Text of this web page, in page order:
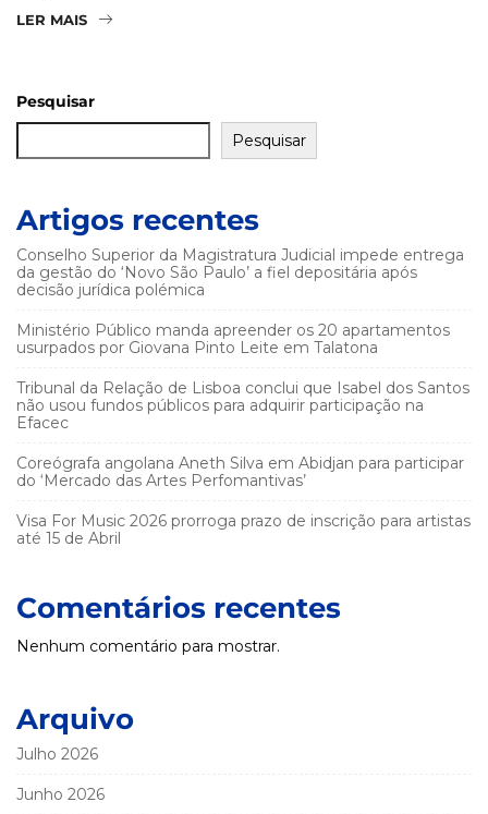
LER MAIS
Pesquisar
Pesquisar
Artigos recentes
Conselho Superior da Magistratura Judicial impede entrega
da gestão do ‘Novo São Paulo’ a fiel depositária após
decisão jurídica polémica
Ministério Público manda apreender os 20 apartamentos
usurpados por Giovana Pinto Leite em Talatona
Tribunal da Relação de Lisboa conclui que Isabel dos Santos
não usou fundos públicos para adquirir participação na
Efacec
Coreógrafa angolana Aneth Silva em Abidjan para participar
do ‘Mercado das Artes Perfomantivas’
Visa For Music 2026 prorroga prazo de inscrição para artistas
até 15 de Abril
Comentários recentes
Nenhum comentário para mostrar.
Arquivo
Julho 2026
Junho 2026